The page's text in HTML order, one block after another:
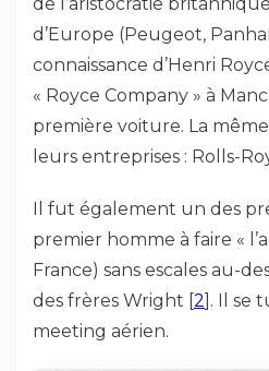
d’Europe (Peugeot,
connaissance d’Henri
« Royce Company » à
première voiture. La
leurs entreprises : Rolls-
Il fut également un des
premier homme à faire «
France) sans escales au-
des frères Wright [2] . Il se
meeting aérien.